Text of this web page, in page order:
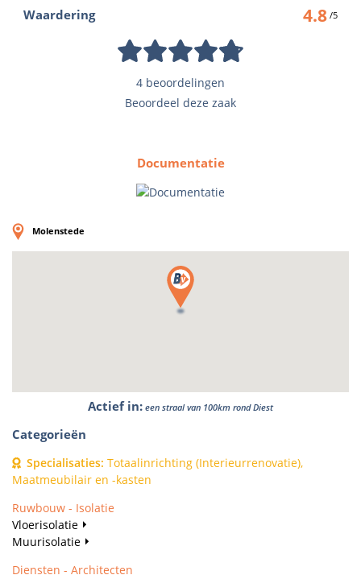
Waardering 4.8 /5
4 beoordelingen
Beoordeel deze zaak
Documentatie
Molenstede
Actief in: een straal van 100km rond Diest
Categorieën
Specialisaties: Totaalinrichting (Interieurrenovatie),
Maatmeubilair en -kasten
Ruwbouw - Isolatie
Vloerisolatie
Muurisolatie
Diensten - Architecten